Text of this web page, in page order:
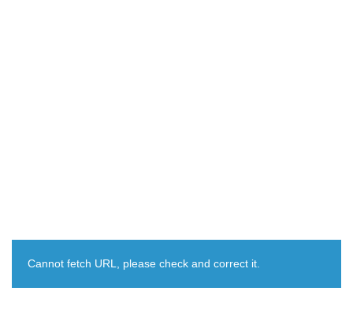
Cannot fetch URL, please check and correct it.